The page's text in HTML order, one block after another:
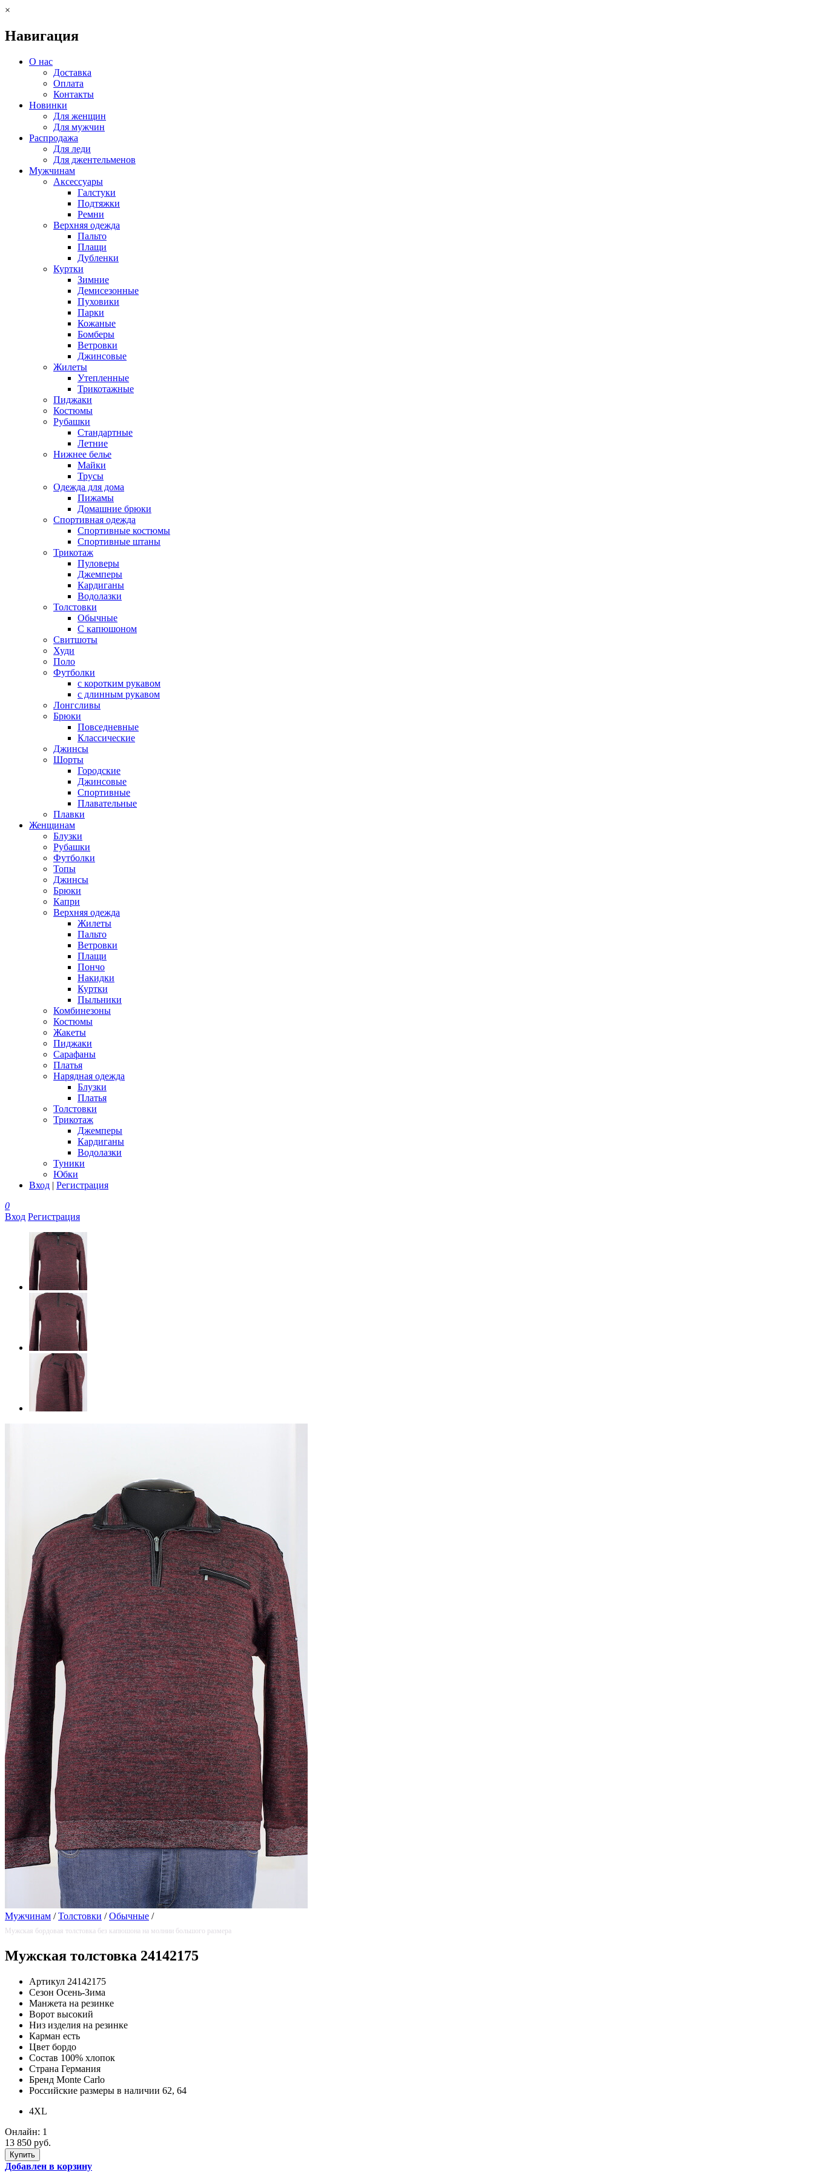
×
Навигация
О нас
Доставка
Оплата
Контакты
Новинки
Для женщин
Для мужчин
Распродажа
Для леди
Для джентельменов
Мужчинам
Аксессуары
Галстуки
Подтяжки
Ремни
Верхняя одежда
Пальто
Плащи
Дубленки
Куртки
Зимние
Демисезонные
Пуховики
Парки
Кожаные
Бомберы
Ветровки
Джинсовые
Жилеты
Утепленные
Трикотажные
Пиджаки
Костюмы
Рубашки
Стандартные
Летние
Нижнее белье
Майки
Трусы
Одежда для дома
Пижамы
Домашние брюки
Спортивная одежда
Спортивные костюмы
Спортивные штаны
Трикотаж
Пуловеры
Джемперы
Кардиганы
Водолазки
Толстовки
Обычные
С капюшоном
Свитшоты
Худи
Поло
Футболки
с коротким рукавом
с длинным рукавом
Лонгсливы
Брюки
Повседневные
Классические
Джинсы
Шорты
Городские
Джинсовые
Спортивные
Плавательные
Плавки
Женщинам
Блузки
Рубашки
Футболки
Топы
Джинсы
Брюки
Капри
Верхняя одежда
Жилеты
Пальто
Ветровки
Плащи
Пончо
Накидки
Куртки
Пыльники
Комбинезоны
Костюмы
Жакеты
Пиджаки
Сарафаны
Платья
Нарядная одежда
Блузки
Платья
Толстовки
Трикотаж
Джемперы
Кардиганы
Водолазки
Туники
Юбки
Вход | Регистрация
0
Вход Регистрация
Мужчинам / Толстовки / Обычные /
Мужская бордовая толстовка без капюшона на молнии большого размера
Мужская толстовка 24142175
Артикул 24142175
Сезон Осень-Зима
Манжета на резинке
Ворот высокий
Низ изделия на резинке
Карман есть
Цвет бордо
Состав 100% хлопок
Страна Германия
Бренд Monte Carlo
Российские размеры в наличии 62, 64
4XL
Онлайн: 1
13 850 руб.
Добавлен в корзину